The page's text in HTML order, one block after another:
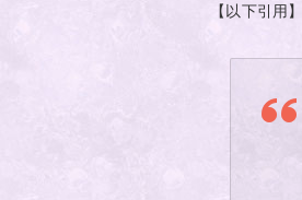
【以下引用】